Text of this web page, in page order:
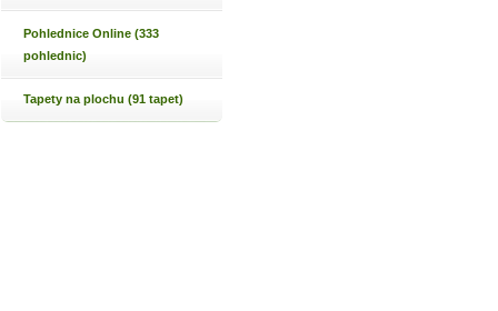
Pohlednice Online (333
pohlednic)
Tapety na plochu (91 tapet)